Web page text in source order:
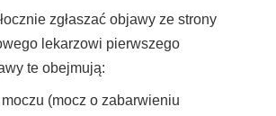
zgłaszać objawy ze strony
lekarzowi pierwszego
te obejmują:
(mocz o zabarwieniu